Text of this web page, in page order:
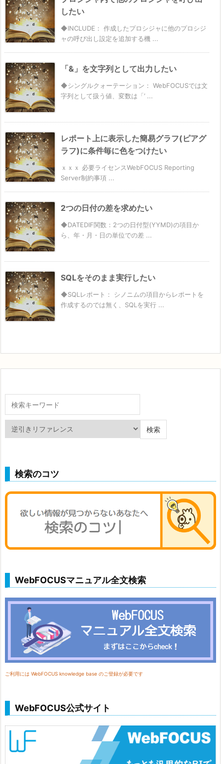
したい
◆INCLUDE： 作成したプロシジャに他のプロシジ
ャの呼び出し設定を追加する機 ...
「&」を文字列として出力したい
◆シングルクォーテーション： WebFOCUSでは文
字列として扱う値、変数は「’ ...
レポート上に表示した簡易グラフ(ピアグ
ラフ)に条件毎に色をつけたい
ｘｘｘ 必要ライセンスWebFOCUS Reporting
Server制約事項 ...
2つの日付の差を求めたい
◆DATEDIF関数：2つの日付型(YYMD)の項目か
ら、年・月・日の単位での差 ...
SQLをそのまま実行したい
◆SQLレポート： シノニムの項目からレポートを
作成するのでは無く、SQLを実行 ...
検索のコツ
WebFOCUSマニュアル全文検索
ご利用には WebFOCUS knowledge base のご登録が必要です
WebFOCUS公式サイト